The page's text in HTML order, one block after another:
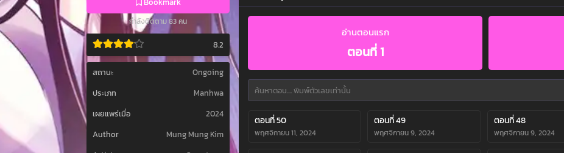
กำลังติดตาม 83 คน
8.2
สถานะ
Ongoing
ประเภท
Manhwa
เผยแพร่เมื่อ
2024
Author
Mung Mung Kim
อ่านตอนแรก
ตอนที่ 1
ตอนที่ 50
พฤศจิกายน 11, 2024
ตอนที่ 49
พฤศจิกายน 9, 2024
ตอนที่ 48
พฤศจิกายน 9, 2024